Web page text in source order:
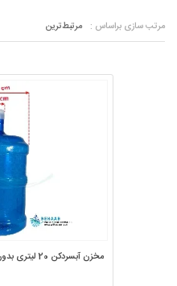
مرتب سازی براساس : مرتبط‌ترین
مخزن آبسردکن 20 لیتری بدون دسته با درپوش